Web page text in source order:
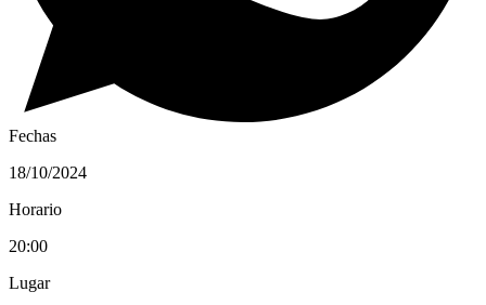
Fechas
18/10/2024
Horario
20:00
Lugar